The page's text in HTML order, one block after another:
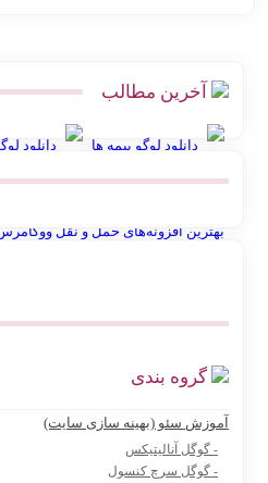
آخرین مطالب
دانلود لوگو بیمه ها دانلود
پیشخوان پستی ووکامرس | چگونه کد
بهترین افزونه‌های حمل و نقل
بهترین پرامپت های هوش مصنوعی برای
گروه بندی
آموزش سئو (بهینه سازی سایت)
- گوگل آنالیتیکس
- گوگل سرچ کنسول